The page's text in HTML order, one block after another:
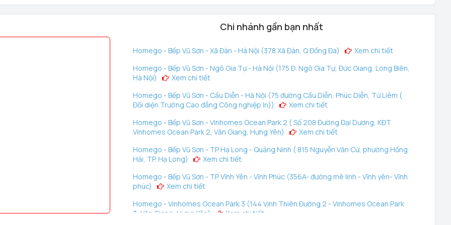
dùng.
Pin yếu sau một thời gian sử dụng. Thông thường thông
hữu tính năng chống đập phá. Khi có lực tác động lên
Chi nhánh gần bạn nhất
Homego - Bếp Vũ Sơn - Xã Đàn - Hà Nội (378 Xã Đàn, Q Đống Đa)
Xem chi tiết
Homego - Bếp Vũ Sơn - Ngô Gia Tự - Hà Nội (175 Đ. Ngô Gia Tự, Đức Giang, Long Biên,
Hà Nội)
Xem chi tiết
Homego - Bếp Vũ Sơn - Cầu Diễn - Hà Nội (75 đường Cầu Diễn, Phúc Diễn, Từ Liêm (
Đối diện Trường Cao đẳng Công nghiệp In))
Xem chi tiết
Homego - Bếp Vũ Sơn - Vinhomes Ocean Park 2 ( Số 208 Đường Đại Dương, KĐT
Vinhomes Ocean Park 2, Văn Giang, Hưng Yên)
Xem chi tiết
Homego - Bếp Vũ Sơn - TP Hạ Long - Quảng Ninh ( 815 Nguyễn Văn Cừ, phường Hồng
Hải, TP. Hạ Long)
Xem chi tiết
Homego - Bếp Vũ Sơn - TP Vĩnh Yên - Vĩnh Phúc (356A- đường mê linh - Vĩnh yên- Vĩnh
phúc)
Xem chi tiết
Homego - Vinhomes Ocean Park 3 (144 Vịnh Thiên Đường 2 - Vinhomes Ocean Park
3, Văn Giang, Hưng Yên)
Xem chi tiết